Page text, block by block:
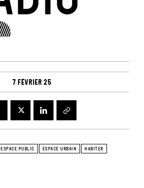
7 février 25
ESPACE PUBLIC ESPACE URBAIN
HABITER